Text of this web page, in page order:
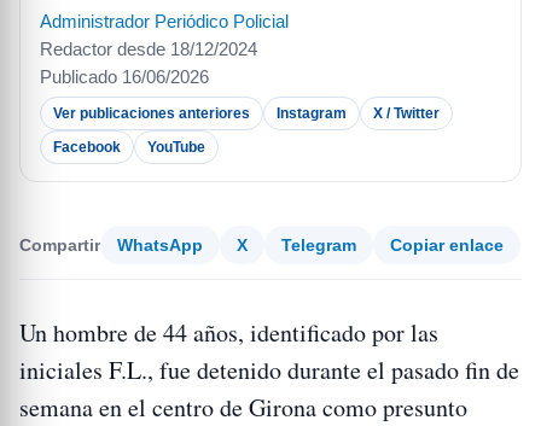
Administrador Periódico Policial
Redactor desde 18/12/2024
Publicado 16/06/2026
Ver publicaciones anteriores Instagram
X / Twitter
Facebook
YouTube
Compartir WhatsApp X Telegram Copiar enlace
Un hombre de 44 años, identificado por las
iniciales F.L., fue detenido durante el pasado fin de
semana en el centro de Girona como presunto